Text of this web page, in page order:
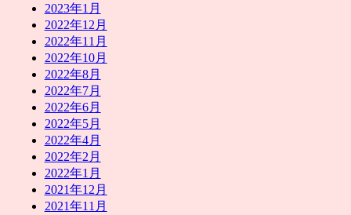
2023年1月
2022年12月
2022年11月
2022年10月
2022年8月
2022年7月
2022年6月
2022年5月
2022年4月
2022年2月
2022年1月
2021年12月
2021年11月